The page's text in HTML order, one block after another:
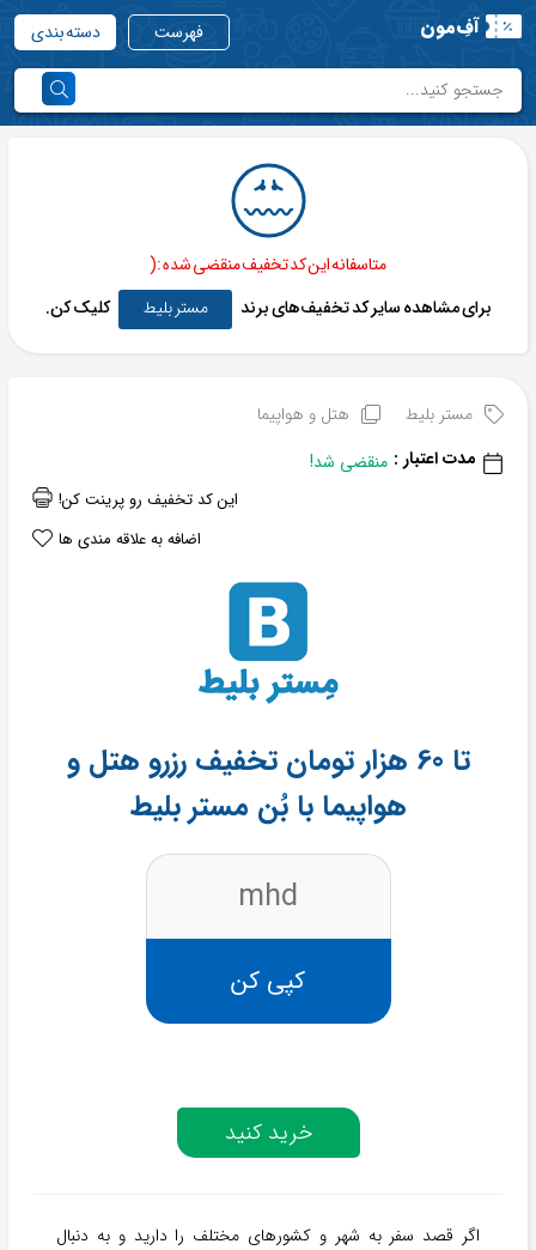
آفِ‌مون فهرست دسته بندی
متاسفانه این کد تخفیف منقضی شده :(
برای مشاهده سایر کد تخفیف‌های برند
مستر بلیط کلیک کن.
مستر بلیط
هتل و هواپیما
مدت اعتبار : منقضی شد!
این کد تخفیف رو پرینت کن!
اضافه به علاقه مندی ها
تا 60 هزار تومان تخفیف رزرو هتل و
هواپیما با بُن مستر بلیط
mhd
کپی کن
خرید کنید
اگر قصد سفر به شهر و کشورهای مختلف را دارید و به دنبال